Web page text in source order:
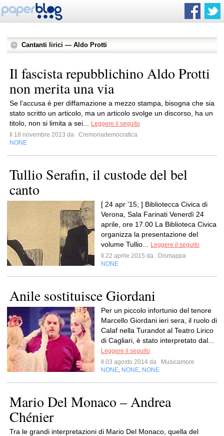
Cantanti lirici — Aldo Protti
Il fascista repubblichino Aldo Protti
non merita una via
Se l’accusa è per diffamazione a mezzo stampa, bisogna che sia
stato scritto un articolo, ma un articolo svolge un discorso, ha un
titolo, non si limita a sei...
Leggere il seguito
Il 18 novembre 2013 da
Cremonademocratica
NONE
Tullio Serafin, il custode del bel
canto
[ 24 apr ’15; ] Bibliotecca Civica di
Verona, Sala Farinati Venerdì 24
aprile, ore 17.00 La Biblioteca Civica
organizza la presentazione del
volume Tullio...
Leggere il seguito
Il 22 aprile 2015 da
Dismappa
NONE
Anile sostituisce Giordani
Per un piccolo infortunio del tenore
Marcello Giordani ieri sera, il ruolo di
Calaf nella Turandot al Teatro Lirico
di Cagliari, è stato interpretato dal...
Leggere il seguito
Il 03 agosto 2014 da
Musicamore
NONE NONE NONE
Mario Del Monaco – Andrea
Chénier
Tra le grandi interpretazioni di Mario Del Monaco, quella del